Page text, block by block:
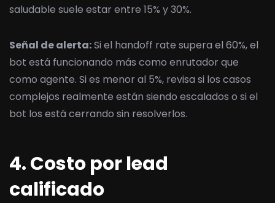
saludable suele estar entre 15% y 30%.
Señal de alerta:Si el handoff rate supera el 60%, el
bot está funcionando más como enrutador que
como agente. Si es menor al 5%, revisa si los casos
complejos realmente están siendo escalados o si el
bot los está cerrando sin resolverlos.
4. Costo por lead
calificado